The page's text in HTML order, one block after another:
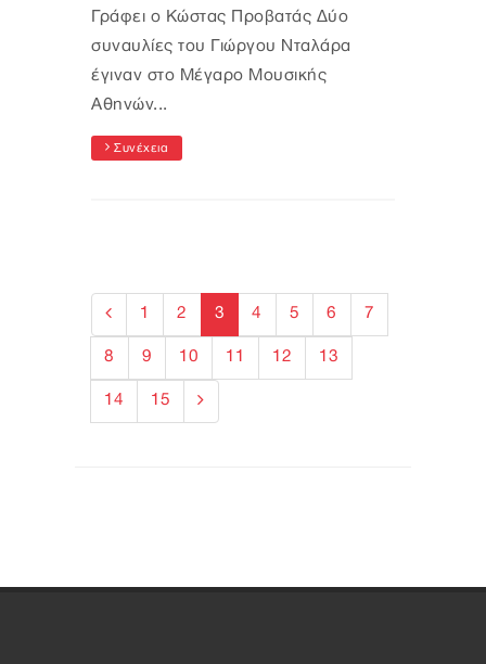
Γράφει ο Κώστας Προβατάς Δύο
συναυλίες του Γιώργου Νταλάρα
έγιναν στο Μέγαρο Μουσικής
Αθηνών...
Συνέχεια
1 2 3 4 5 6 7
8 9 10 11 12 13
14 15